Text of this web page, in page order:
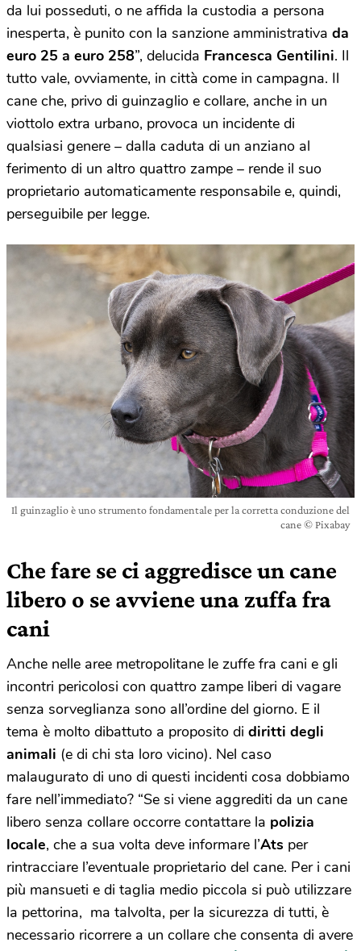
da lui posseduti, o ne affida la custodia a persona
inesperta, è punito con la sanzione amministrativa da
euro 25 a euro 258”, delucida Francesca Gentilini. Il
tutto vale, ovviamente, in città come in campagna. Il
cane che, privo di guinzaglio e collare, anche in un
viottolo extra urbano, provoca un incidente di
qualsiasi genere – dalla caduta di un anziano al
ferimento di un altro quattro zampe – rende il suo
proprietario automaticamente responsabile e, quindi,
perseguibile per legge.
Il guinzaglio è uno strumento fondamentale per la corretta conduzione del
cane © Pixabay
Che fare se ci aggredisce un cane
libero o se avviene una zuffa fra
cani
Anche nelle aree metropolitane le zuffe fra cani e gli
incontri pericolosi con quattro zampe liberi di vagare
senza sorveglianza sono all’ordine del giorno. E il
tema è molto dibattuto a proposito di diritti degli
animali (e di chi sta loro vicino). Nel caso
malaugurato di uno di questi incidenti cosa dobbiamo
fare nell’immediato? “Se si viene aggrediti da un cane
libero senza collare occorre contattare la polizia
locale, che a sua volta deve informare l’Ats per
rintracciare l’eventuale proprietario del cane. Per i cani
più mansueti e di taglia medio piccola si può utilizzare
la pettorina, ma talvolta, per la sicurezza di tutti, è
necessario ricorrere a un collare che consenta di avere